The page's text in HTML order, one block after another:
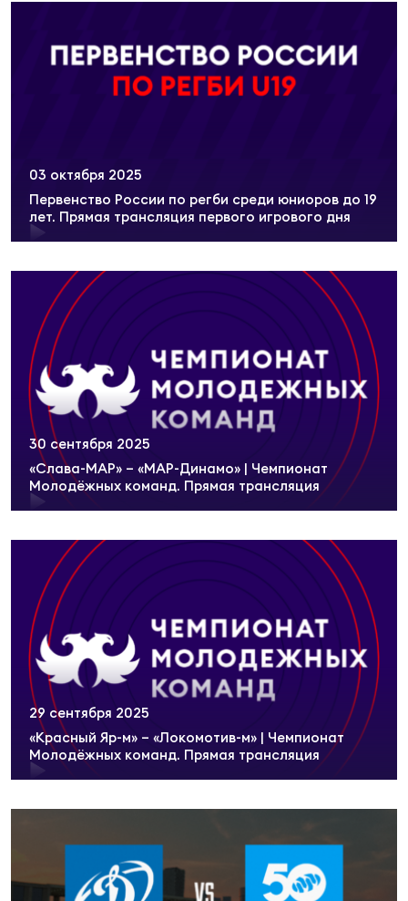
Первенство России по регби среди юниоров до 19
лет. Прямая трансляция первого игрового дня
03 октября 2025
«Слава-МАР» – «МАР-Динамо» | Чемпионат
Молодёжных команд. Прямая трансляция
30 сентября 2025
«Красный Яр-м» – «Локомотив-м» | Чемпионат
Молодёжных команд. Прямая трансляция
29 сентября 2025